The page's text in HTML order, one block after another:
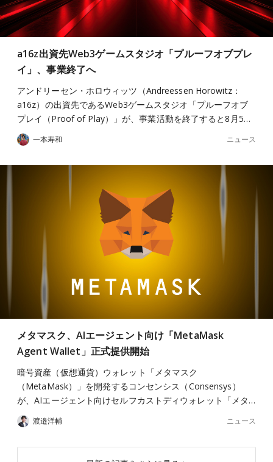
a16z出資先Web3ゲームスタジオ「プルーフオブプレ
イ」、事業終了へ
アンドリーセン・ホロウィッツ（Andreessen Horowitz：
a16z）の出資先であるWeb3ゲームスタジオ「プルーフオブ
プレイ（Proof of Play）」が、事業活動を終了すると8月5…
一本寿和 ニュース
メタマスク、AIエージェント向け「MetaMask
Agent Wallet」正式提供開始
暗号資産（仮想通貨）ウォレット「メタマスク
（MetaMask）」を開発するコンセンシス（Consensys）
が、AIエージェント向けセルフカストディウォレット「メタ…
渡邉洋輔 ニュース